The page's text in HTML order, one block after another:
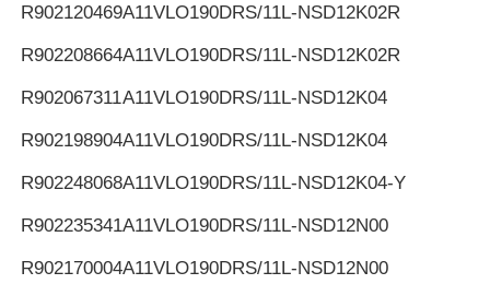
R902120469A11VLO190DRS/11L-NSD12K02R
R902208664A11VLO190DRS/11L-NSD12K02R
R902067311A11VLO190DRS/11L-NSD12K04
R902198904A11VLO190DRS/11L-NSD12K04
R902248068A11VLO190DRS/11L-NSD12K04-Y
R902235341A11VLO190DRS/11L-NSD12N00
R902170004A11VLO190DRS/11L-NSD12N00